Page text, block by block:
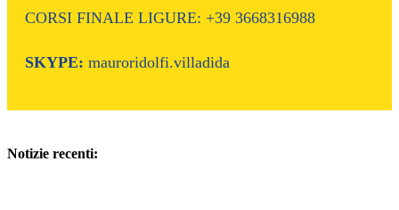
CORSI FINALE LIGURE: +39 3668316988
SKYPE: mauroridolfi.villadida
Notizie recenti: